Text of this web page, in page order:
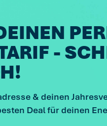
-
& deinen
Deal für deinen